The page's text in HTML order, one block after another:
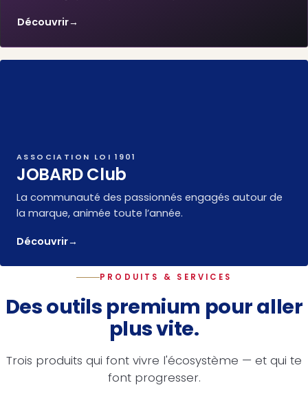
Découvrir→
ASSOCIATION LOI 1901
JOBARD Club
La communauté des passionnés engagés autour de
la marque, animée toute l’année.
Découvrir→
PRODUITS & SERVICES
Des outils premium pour aller
plus vite.
Trois produits qui font vivre l'écosystème — et qui te
font progresser.